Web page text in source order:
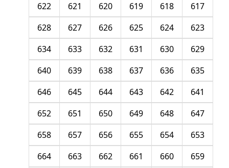
617
618
619
620
621
622
623
624
625
626
627
628
629
630
631
632
633
634
635
636
637
638
639
640
641
642
643
644
645
646
647
648
649
650
651
652
653
654
655
656
657
658
659
660
661
662
663
664